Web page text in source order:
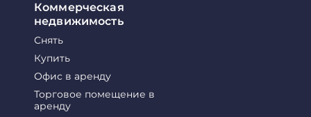
Коммерческая
недвижимость
Снять
Купить
Офис в аренду
Торговое помещение в
аренду